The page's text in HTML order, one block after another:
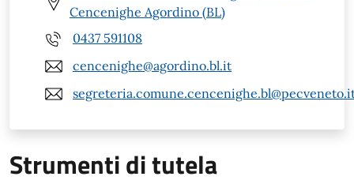
Cencenighe Agordino (BL)
0437 591108
cencenighe@agordino.bl.it
Strumenti di tutela